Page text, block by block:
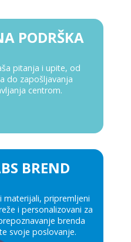
PODRŠKA
pitanja i upite, od
do zapošljavanja
centrom.
BREND
materijali, pripremljeni
i personalizovani za
brenda
svoje poslovanje.